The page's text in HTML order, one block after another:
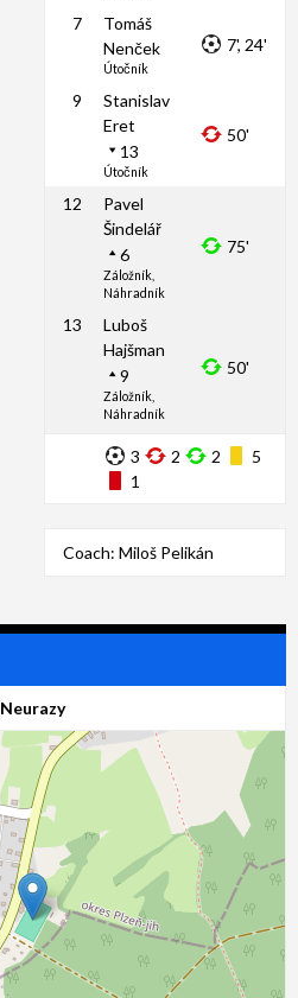
7
Tomáš
Nenček
Útočník
7', 24'
9
Stanislav
Eret
13
Útočník
50'
12
Pavel
Šindelář
6
Záložník,
Náhradník
75'
13
Luboš
Hajšman
9
Záložník,
Náhradník
50'
3 2 2
5
1
Coach: Miloš Pelikán
Neurazy